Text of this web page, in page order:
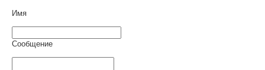
Имя
Сообщение